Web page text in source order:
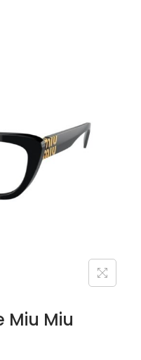
Miu Miu